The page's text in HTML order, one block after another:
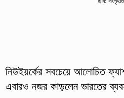
নিউইয়র্কের সবচেয়ে আলোচিত
এবারও নজর কাড়লেন ভারতের